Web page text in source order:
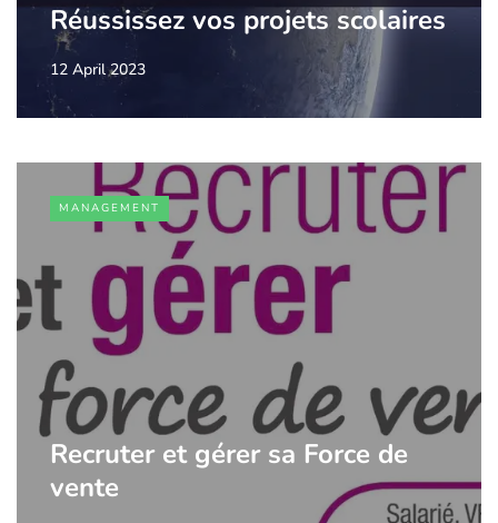
Réussissez vos projets scolaires
12 April 2023
MANAGEMENT
Recruter et gérer sa Force de
vente